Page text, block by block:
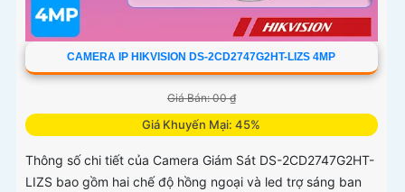
CAMERA IP HIKVISION DS-2CD2747G2HT-LIZS 4MP
Giá Bán: 00 ₫
Giá Khuyến Mại: 45%
Thông số chi tiết của Camera Giám Sát DS-2CD2747G2HT-
LIZS bao gồm hai chế độ hồng ngoại và led trợ sáng ban